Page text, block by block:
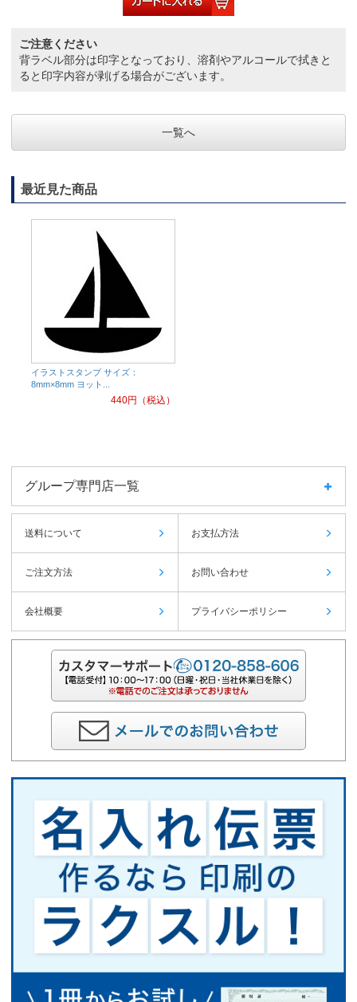
ご注意ください
背ラベル部分は印字となっており、溶剤やアルコールで拭きと
ると印字内容が剥げる場合がございます。
一覧へ
最近見た商品
イラストスタンプ サイズ：
8mm×8mm ヨット...
440円（税込）
グループ専門店一覧
送料について お支払方法
ご注文方法 お問い合わせ
会社概要 プライバシーポリシー